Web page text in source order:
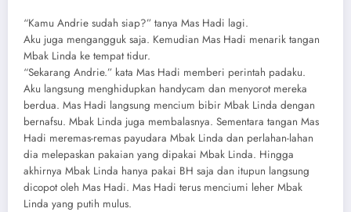
“Kamu Andrie sudah siap?” tanya Mas Hadi lagi.
Aku juga mengangguk saja. Kemudian Mas Hadi menarik tangan
Mbak Linda ke tempat tidur.
“Sekarang Andrie.” kata Mas Hadi memberi perintah padaku.
Aku langsung menghidupkan handycam dan menyorot mereka
berdua. Mas Hadi langsung mencium bibir Mbak Linda dengan
bernafsu. Mbak Linda juga membalasnya. Sementara tangan Mas
Hadi meremas-remas payudara Mbak Linda dan perlahan-lahan
dia melepaskan pakaian yang dipakai Mbak Linda. Hingga
akhirnya Mbak Linda hanya pakai BH saja dan itupun langsung
dicopot oleh Mas Hadi. Mas Hadi terus menciumi leher Mbak
Linda yang putih mulus.